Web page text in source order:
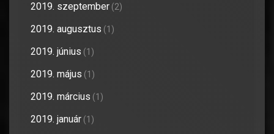
2019. szeptember (2)
2019. augusztus (1)
2019. június (1)
2019. május (1)
2019. március (1)
2019. január (1)